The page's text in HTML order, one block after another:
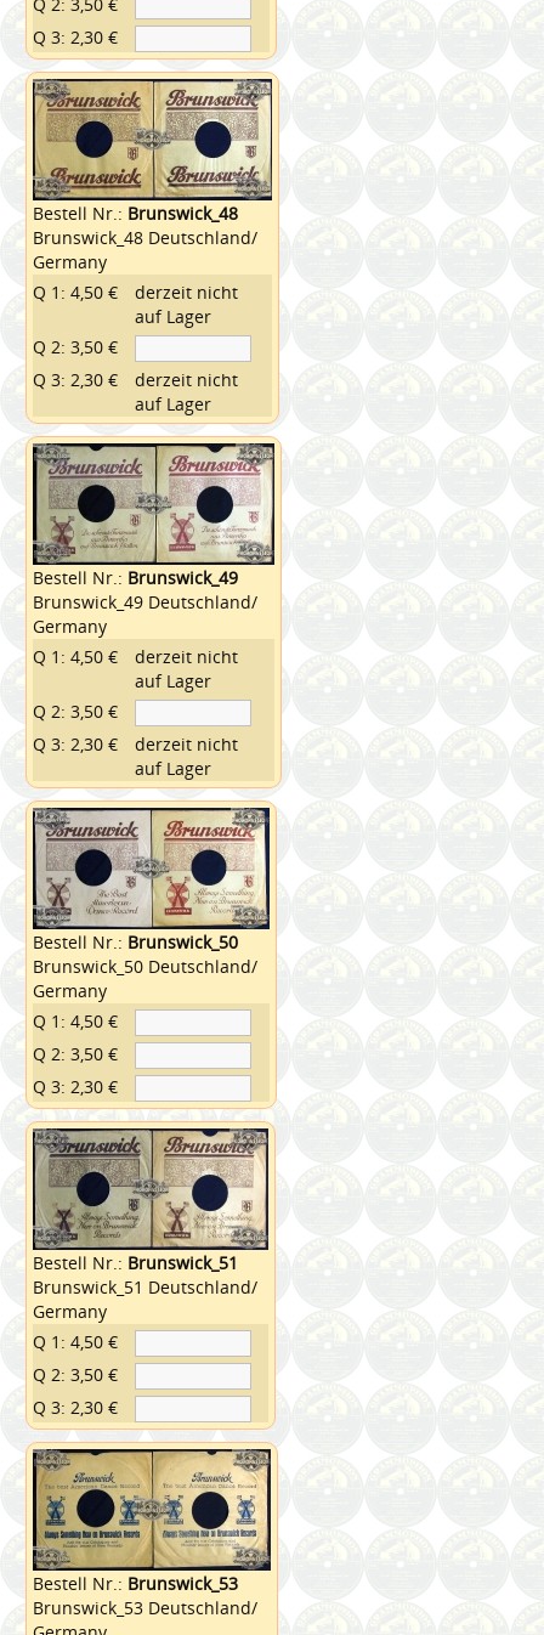
Q 3: 2,30 €
Bestell Nr.: Brunswick_48
Brunswick_48 Deutschland/
Germany
Q 1: 4,50 €
derzeit nicht
auf Lager
Q 2: 3,50 €
Q 3: 2,30 €
derzeit nicht
auf Lager
Bestell Nr.: Brunswick_49
Brunswick_49 Deutschland/
Germany
Q 1: 4,50 €
derzeit nicht
auf Lager
Q 2: 3,50 €
Q 3: 2,30 €
derzeit nicht
auf Lager
Bestell Nr.: Brunswick_50
Brunswick_50 Deutschland/
Germany
Q 1: 4,50 €
Q 2: 3,50 €
Q 3: 2,30 €
Bestell Nr.: Brunswick_51
Brunswick_51 Deutschland/
Germany
Q 1: 4,50 €
Q 2: 3,50 €
Q 3: 2,30 €
Bestell Nr.: Brunswick_53
Brunswick_53 Deutschland/